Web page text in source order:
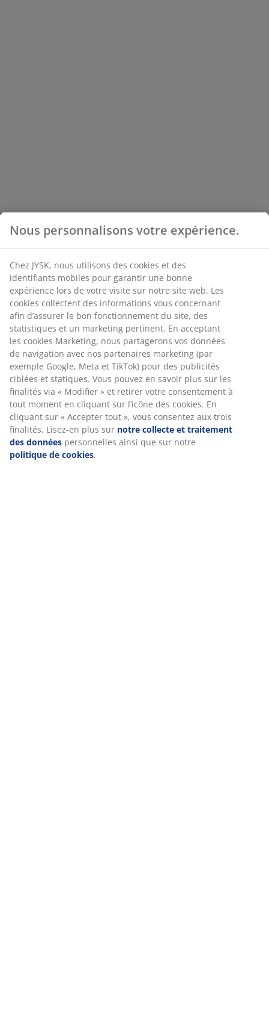
Nous personnalisons votre expérience.
Chez JYSK, nous utilisons des cookies et des
identifiants mobiles pour garantir une bonne
expérience lors de votre visite sur notre site web. Les
cookies collectent des informations vous concernant
afin d’assurer le bon fonctionnement du site, des
statistiques et un marketing pertinent. En acceptant
les cookies Marketing, nous partagerons vos données
de navigation avec nos partenaires marketing (par
exemple Google, Meta et TikTok) pour des publicités
ciblées et statiques. Vous pouvez en savoir plus sur les
finalités via « Modifier » et retirer votre consentement à
tout moment en cliquant sur l’icône des cookies. En
cliquant sur « Accepter tout », vous consentez aux trois
finalités. Lisez-en plus sur notre collecte et traitement
des données personnelles ainsi que sur notre
politique de cookies.